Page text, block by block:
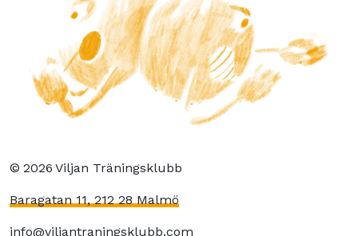
© 2026 Viljan Träningsklubb
Baragatan 11, 212 28 Malmö
info@viljantraningsklubb.com